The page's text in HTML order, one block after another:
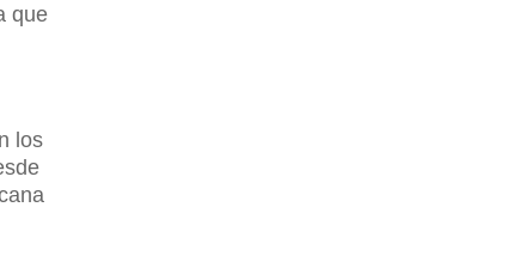
que
los